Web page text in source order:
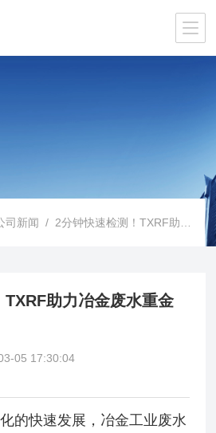
司新闻 / 2分钟快速检测！TXRF助力冶金废水重金属污染防控
助力冶金废水重金
05 17:30:04
的快速发展，冶金工业废水